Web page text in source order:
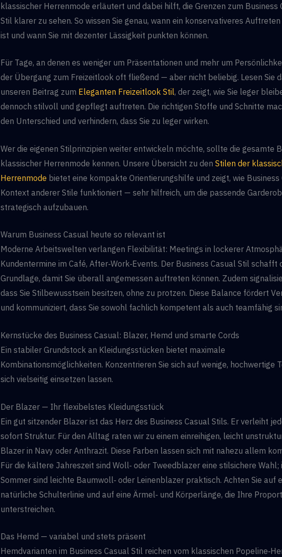
klassischer Herrenmode erläutert und dabei hilft, die Grenzen zum Business
Stil klarer zu sehen. So wissen Sie genau, wann ein konservativeres
ist und wann Sie mit dezenter Lässigkeit punkten können.
Für Tage, an denen es weniger um Präsentationen und mehr um
der Übergang zum Freizeitlook oft fließend — aber nicht beliebig. Lesen Sie
unseren Beitrag zum Eleganten Freizeitlook Stil, der zeigt, wie Sie leger
dennoch stilvoll und gepflegt auftreten. Die richtigen Stoffe und Schnitte
den Unterschied und verhindern, dass Sie zu leger wirken.
Wer die eigenen Stilprinzipien weiter entwickeln möchte, sollte die gesamte
klassischer Herrenmode kennen. Unsere Übersicht zu den Stilen der
Herrenmode bietet eine kompakte Orientierungshilfe und zeigt, wie Business
Kontext anderer Stile funktioniert — sehr hilfreich, um die passende
strategisch aufzubauen.
Warum Business Casual heute so relevant ist
Moderne Arbeitswelten verlangen Flexibilität: Meetings in lockerer
Kundentermine im Café, After‑Work‑Events. Der Business Casual Stil schafft
Grundlage, damit Sie überall angemessen auftreten können. Zudem
dass Sie Stilbewusstsein besitzen, ohne zu protzen. Diese Balance fördert
und kommuniziert, dass Sie sowohl fachlich kompetent als auch teamfähig
Kernstücke des Business Casual: Blazer, Hemd und smarte Cords
Ein stabiler Grundstock an Kleidungsstücken bietet maximale
Kombinationsmöglichkeiten. Konzentrieren Sie sich auf wenige, hochwertige
sich vielseitig einsetzen lassen.
Der Blazer — Ihr flexibelstes Kleidungsstück
Ein gut sitzender Blazer ist das Herz des Business Casual Stils. Er verleiht
sofort Struktur. Für den Alltag raten wir zu einem einreihigen, leicht
Blazer in Navy oder Anthrazit. Diese Farben lassen sich mit nahezu allem
Für die kältere Jahreszeit sind Woll‑ oder Tweedblazer eine stilsichere Wahl;
Sommer sind leichte Baumwoll‑ oder Leinenblazer praktisch. Achten Sie auf
natürliche Schulterlinie und auf eine Ärmel‑ und Körperlänge, die Ihre
unterstreichen.
Das Hemd — variabel und stets präsent
Hemdvarianten im Business Casual Stil reichen vom klassischen